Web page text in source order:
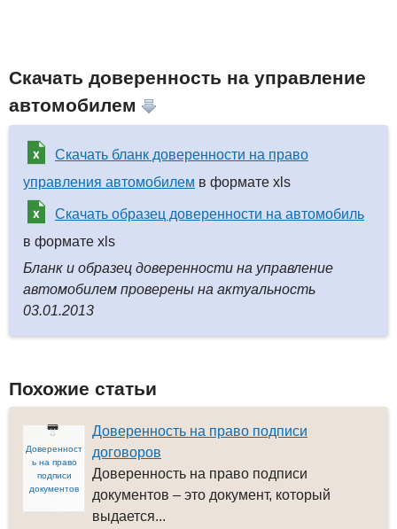
Скачать доверенность на управление
автомобилем
Скачать бланк доверенности на право
управления автомобилем в формате xls
Скачать образец доверенности на автомобиль
в формате xls
Бланк и образец доверенности на управление
автомобилем проверены на актуальность
03.01.2013
Похожие статьи
Доверенност
ь на право
подписи
документов
Доверенность на право подписи
договоров
Доверенность на право подписи
документов – это документ, который
выдается...